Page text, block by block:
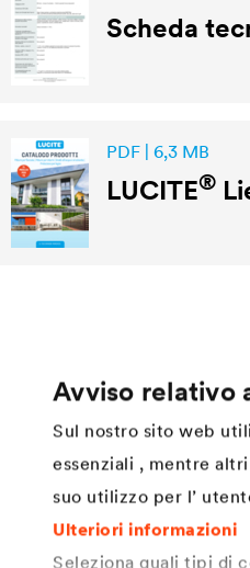
Avviso relativo
Sul nostro sito web
essenziali , mentre
suo utilizzo per l’
Ulteriori informazioni
Seleziona quali tipi di
Scheda
PDF | 6,3 MB
LUCITE®
Referenze
Coaters Industrial Coatings